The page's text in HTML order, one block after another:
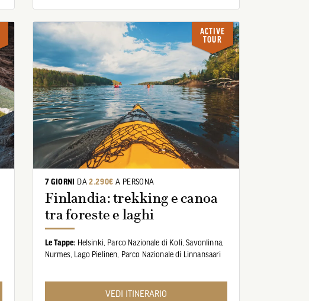
ACTIVE
TOUR
7 GIORNI DA2.290€ A PERSONA
Finlandia: trekking e canoa
tra foreste e laghi
Le Tappe: Helsinki, Parco Nazionale di Koli, Savonlinna,
Nurmes, Lago Pielinen, Parco Nazionale di Linnansaari
VEDI ITINERARIO